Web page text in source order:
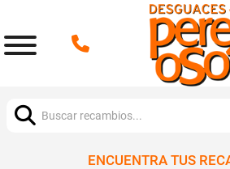
ENCUENTRA TUS